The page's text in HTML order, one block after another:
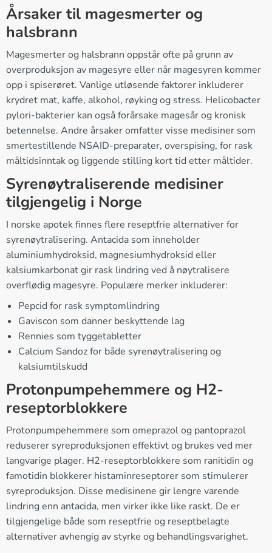
Årsaker til magesmerter og
halsbrann
Magesmerter og halsbrann oppstår ofte på grunn av
overproduksjon av magesyre eller når magesyren kommer
opp i spiserøret. Vanlige utløsende faktorer inkluderer
krydret mat, kaffe, alkohol, røyking og stress. Helicobacter
pylori-bakterier kan også forårsake magesår og kronisk
betennelse. Andre årsaker omfatter visse medisiner som
smertestillende NSAID-preparater, overspising, for rask
måltidsinntak og liggende stilling kort tid etter måltider.
Syrenøytraliserende medisiner
tilgjengelig i Norge
I norske apotek finnes flere reseptfrie alternativer for
syrenøytralisering. Antacida som inneholder
aluminiumhydroksid, magnesiumhydroksid eller
kalsiumkarbonat gir rask lindring ved å nøytralisere
overflødig magesyre. Populære merker inkluderer:
Pepcid for rask symptomlindring
Gaviscon som danner beskyttende lag
Rennies som tyggetabletter
Calcium Sandoz for både syrenøytralisering og
kalsiumtilskudd
Protonpumpehemmere og H2-
reseptorblokkere
Protonpumpehemmere som omeprazol og pantoprazol
reduserer syreproduksjonen effektivt og brukes ved mer
langvarige plager. H2-reseptorblokkere som ranitidin og
famotidin blokkerer histaminreseptorer som stimulerer
syreproduksjon. Disse medisinene gir lengre varende
lindring enn antacida, men virker ikke like raskt. De er
tilgjengelige både som reseptfrie og reseptbelagte
alternativer avhengig av styrke og behandlingsvarighet.